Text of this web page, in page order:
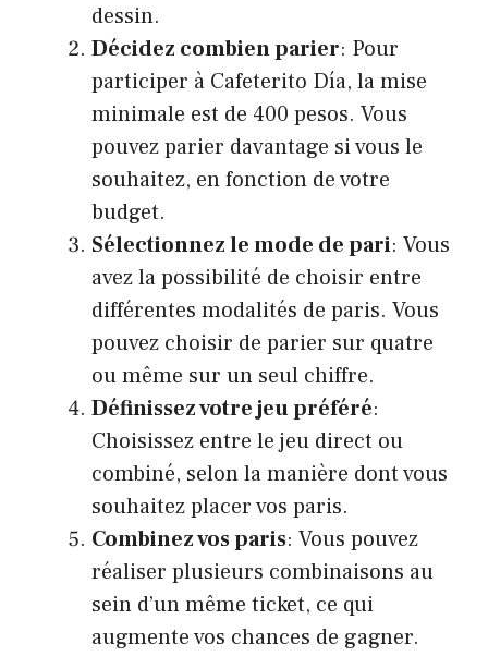
dessin.
Décidez combien parier: Pour
participer à Cafeterito Día, la mise
minimale est de 400 pesos. Vous
pouvez parier davantage si vous le
souhaitez, en fonction de votre
budget.
Sélectionnez le mode de pari: Vous
avez la possibilité de choisir entre
différentes modalités de paris. Vous
pouvez choisir de parier sur quatre
ou même sur un seul chiffre.
Définissez votre jeu préféré:
Choisissez entre le jeu direct ou
combiné, selon la manière dont vous
souhaitez placer vos paris.
Combinez vos paris: Vous pouvez
réaliser plusieurs combinaisons au
sein d’un même ticket, ce qui
augmente vos chances de gagner.